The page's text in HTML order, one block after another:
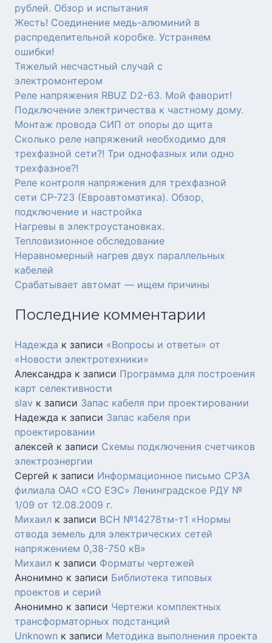
рублей. Обзор и испытания
Жесть! Соединение медь-алюминий в
распределительной коробке. Устраняем
ошибки!
Тяжелый несчастный случай с
электромонтером
Реле напряжения RBUZ D2-63. Мой фаворит!
Подключение электричества к частному дому.
Монтаж провода СИП от опоры до щита
Сколько реле напряжений необходимо для
трехфазной сети?! Три однофазных или одно
трехфазное?!
Реле контроля напряжения для трехфазной
сети СР-723 (Евроавтоматика). Обзор,
подключение и настройка
Нагревы в электроустановках.
Тепловизионное обследование
Неравномерный нагрев двух параллельных
кабелей
Срабатывает автомат — ищем причины
Последние комментарии
Надежда к записи «Вопросы и ответы» от
«Новости электротехники»
Александра к записи Программа для построения
карт селективности
slav к записи Запас кабеля при проектировании
Надежда к записи Запас кабеля при
проектировании
алексей к записи Схемы подключения счетчиков
электроэнергии
Сергей к записи Информационное письмо СРЗА
филиала ОАО «СО ЕЭС» Ленинградское РДУ №
1/09 от 12.08.2009 г.
Михаил к записи ВСН №14278тм-т1 «Нормы
отвода земель для электрических сетей
напряжением 0,38-750 кВ»
Михаил к записи Форматы чертежей
Анонимно к записи Библиотека типовых
проектов и серий
Анонимно к записи Чертежи комплектных
трансформаторных подстанций
Unknown к записи Методика выполнения проекта